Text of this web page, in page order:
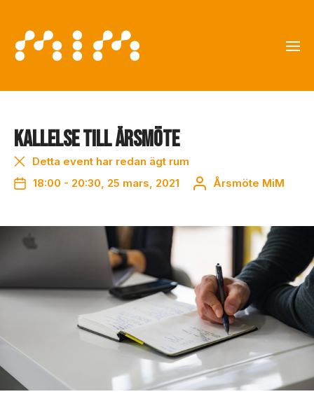
Kallelse till årsmöte
Detta event har redan ägt rum
18:00 - 20:30, 25 mars, 2021
Årsmöte MiM